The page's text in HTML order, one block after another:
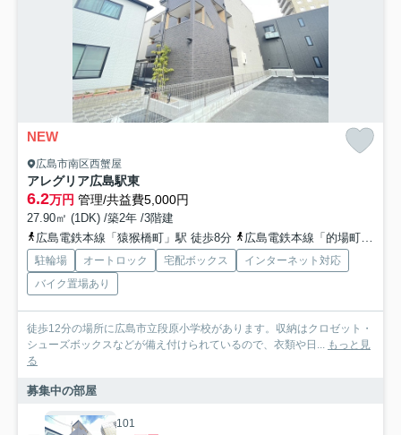
NEW
広島市南区西蟹屋
アレグリア広島駅東
6.2万円 管理/共益費5,000円
27.90㎡ (1DK) /築2年 /3階建
広島電鉄本線「猿猴橋町」駅 徒歩8分
広島電鉄本線「的場町」駅 徒歩9分
駐輪場 オートロック 宅配ボックス
インターネット対応
バイク置場あり
徒歩12分の場所に広島市立段原小学校があります。収納はクロゼット・
シューズボックスなどが備え付けられているので、衣類や日... もっと見
る
募集中の部屋
101